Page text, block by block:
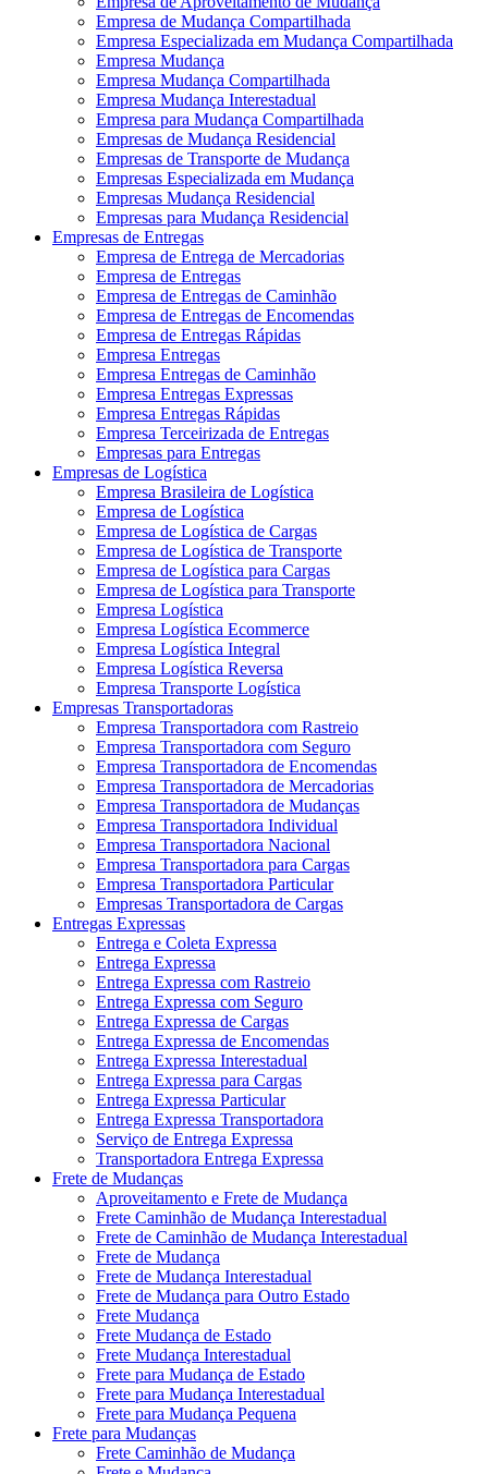
Empresa de Mudança Compartilhada
Empresa Especializada em Mudança Compartilhada
Empresa Mudança
Empresa Mudança Compartilhada
Empresa Mudança Interestadual
Empresa para Mudança Compartilhada
Empresas de Mudança Residencial
Empresas de Transporte de Mudança
Empresas Especializada em Mudança
Empresas Mudança Residencial
Empresas para Mudança Residencial
Empresas de Entregas
Empresa de Entrega de Mercadorias
Empresa de Entregas
Empresa de Entregas de Caminhão
Empresa de Entregas de Encomendas
Empresa de Entregas Rápidas
Empresa Entregas
Empresa Entregas de Caminhão
Empresa Entregas Expressas
Empresa Entregas Rápidas
Empresa Terceirizada de Entregas
Empresas para Entregas
Empresas de Logística
Empresa Brasileira de Logística
Empresa de Logística
Empresa de Logística de Cargas
Empresa de Logística de Transporte
Empresa de Logística para Cargas
Empresa de Logística para Transporte
Empresa Logística
Empresa Logística Ecommerce
Empresa Logística Integral
Empresa Logística Reversa
Empresa Transporte Logística
Empresas Transportadoras
Empresa Transportadora com Rastreio
Empresa Transportadora com Seguro
Empresa Transportadora de Encomendas
Empresa Transportadora de Mercadorias
Empresa Transportadora de Mudanças
Empresa Transportadora Individual
Empresa Transportadora Nacional
Empresa Transportadora para Cargas
Empresa Transportadora Particular
Empresas Transportadora de Cargas
Entregas Expressas
Entrega e Coleta Expressa
Entrega Expressa
Entrega Expressa com Rastreio
Entrega Expressa com Seguro
Entrega Expressa de Cargas
Entrega Expressa de Encomendas
Entrega Expressa Interestadual
Entrega Expressa para Cargas
Entrega Expressa Particular
Entrega Expressa Transportadora
Serviço de Entrega Expressa
Transportadora Entrega Expressa
Frete de Mudanças
Aproveitamento e Frete de Mudança
Frete Caminhão de Mudança Interestadual
Frete de Caminhão de Mudança Interestadual
Frete de Mudança
Frete de Mudança Interestadual
Frete de Mudança para Outro Estado
Frete Mudança
Frete Mudança de Estado
Frete Mudança Interestadual
Frete para Mudança de Estado
Frete para Mudança Interestadual
Frete para Mudança Pequena
Frete para Mudanças
Frete Caminhão de Mudança